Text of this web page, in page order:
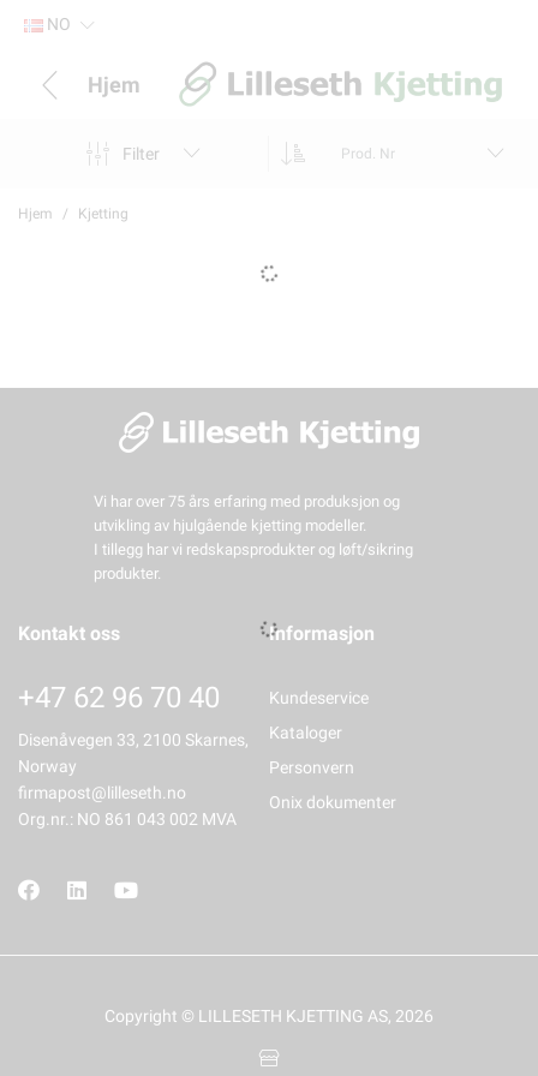
NO
Hjem
Filter Prod. Nr
Hjem Kjetting
Vi har over 75 års erfaring med produksjon og
utvikling av hjulgående kjetting modeller.
I tillegg har vi redskapsprodukter og løft/sikring
produkter.
Kontakt oss
+47 62 96 70 40
Disenåvegen 33, 2100 Skarnes,
Norway
firmapost@lilleseth.no
Org.nr.: NO 861 043 002 MVA
Informasjon
Kundeservice
Kataloger
Personvern
Onix dokumenter
Copyright © LILLESETH KJETTING AS, 2026